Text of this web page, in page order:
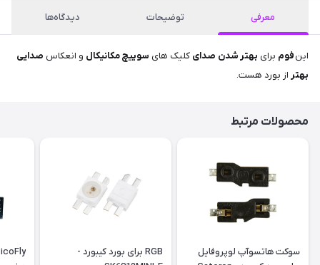
معرفی توضیحات دیدگاه‌ها
اینفوم برای بهتر شدن صدای کلیک های سوییچ مکانیکال و انعکاس صدایی
بهتر از بورد هست.
محصولات مرتبط
سوکت هاتسوآپ لوپروفایل
RGB برای بورد کیبورد -